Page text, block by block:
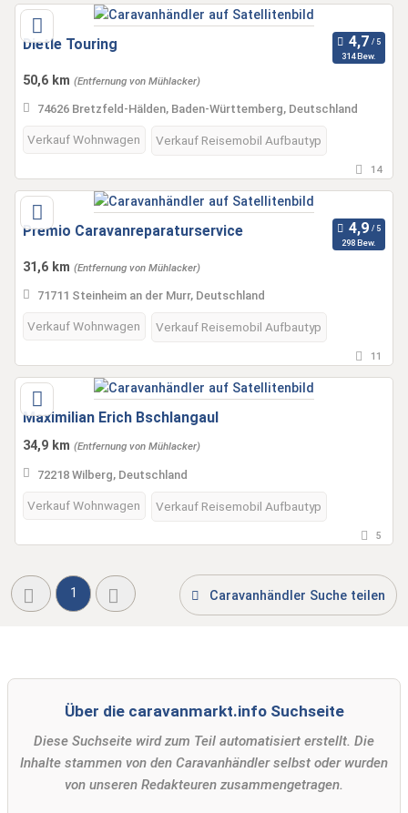
Dietle Touring
314 Bew.
50,6 km (Entfernung von Mühlacker)
74626 Bretzfeld-Hälden, Baden-Württemberg, Deutschland
Verkauf Wohnwagen Verkauf Reisemobil Aufbautyp
14
Premio Caravanreparaturservice
298 Bew.
31,6 km (Entfernung von Mühlacker)
71711 Steinheim an der Murr, Deutschland
Verkauf Wohnwagen Verkauf Reisemobil Aufbautyp
11
Maximilian Erich Bschlangaul
34,9 km (Entfernung von Mühlacker)
72218 Wilberg, Deutschland
Verkauf Wohnwagen Verkauf Reisemobil Aufbautyp
5
1 Caravanhändler Suche teilen
Über die caravanmarkt.info Suchseite
Diese Suchseite wird zum Teil automatisiert erstellt. Die
Inhalte stammen von den Caravanhändler selbst oder wurden
von unseren Redakteuren zusammengetragen.